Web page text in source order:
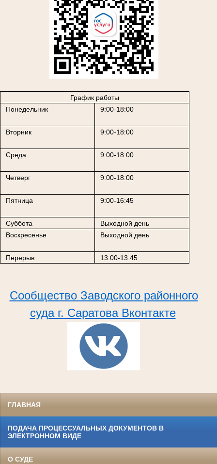
График работы
Понедельник
9:00-18:00
Вторник 9:00-18:00
Среда 9:00-18:00
Четверг 9:00-18:00
Пятница 9:00-16:45
Суббота
Выходной день
Воскресенье
Выходной день
Перерыв 13:00-13:45
Сообщество Заводского районного
суда г. Саратова Вконтакте
ГЛАВНАЯ
ПОДАЧА ПРОЦЕССУАЛЬНЫХ ДОКУМЕНТОВ В
ЭЛЕКТРОННОМ ВИДЕ
О СУДЕ